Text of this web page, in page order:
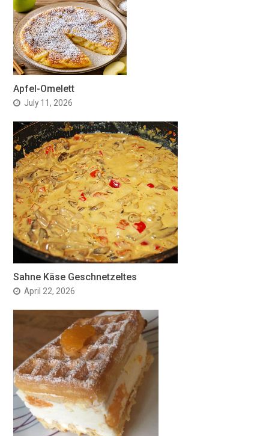
Apfel-Omelett
July 11, 2026
Sahne Käse Geschnetzeltes
April 22, 2026